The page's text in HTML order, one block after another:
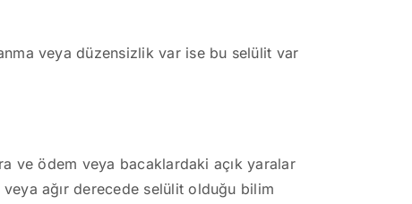
veya düzensizlik var ise bu selülit var
ve ödem veya bacaklardaki açık yaralar
ağır derecede selülit olduğu bilim